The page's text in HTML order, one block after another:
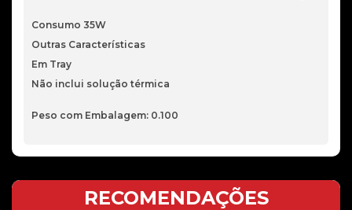
Consumo 35W
Outras Características
Em Tray
Não inclui solução térmica
Peso com Embalagem: 0.100
RECOMENDAÇÕES